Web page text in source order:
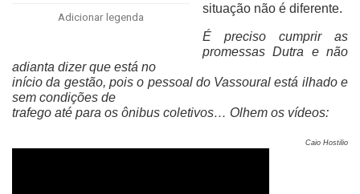
Adicionar legenda
situação não é diferente.
É preciso cumprir as
promessas Dutra e não
adianta dizer que está no
início da gestão, pois o pessoal do Vassoural está ilhado e
sem condições de
trafego até para os ônibus coletivos… Olhem os vídeos:
Caio Hostilio